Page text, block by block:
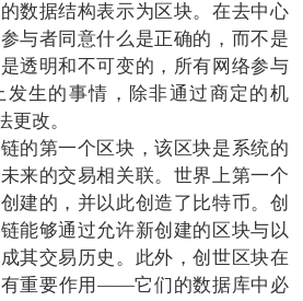
数据结构表示为区块。在去中心
与者同意什么是正确的，而不是
透明和不可变的，所有网络参与
发生的事情，除非通过商定的机
更改。
的第一个区块，该区块是系统的
来的交易相关联。世界上第一个
建的，并以此创造了比特币。创
能够通过允许新创建的区块与以
其交易历史。此外，创世区块在
有重要作用——它们的数据库中必